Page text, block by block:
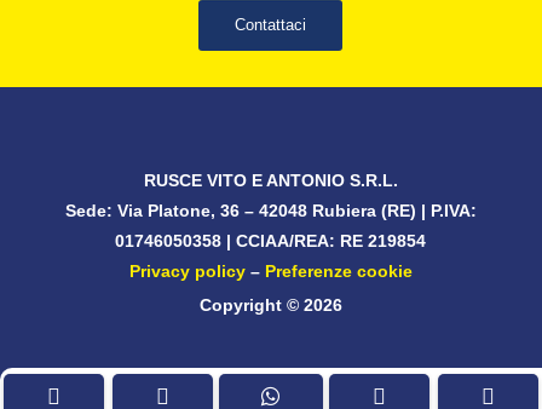
Contattaci
RUSCE VITO E ANTONIO S.R.L.
Sede: Via Platone, 36 – 42048 Rubiera (RE) | P.IVA:
01746050358 | CCIAA/REA: RE 219854
Privacy policy– Preferenze cookie
Copyright © 2026
    